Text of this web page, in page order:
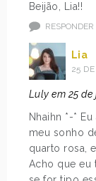
Beijão, Lia!!
Lia
25
Luly em 25
Nhaihn *-*
meu sonho
quarto rosa,
Acho que eu